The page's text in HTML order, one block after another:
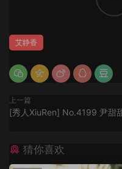
艾静香
上一篇
[秀人XiuRen] No.4199 尹甜
猜你喜欢